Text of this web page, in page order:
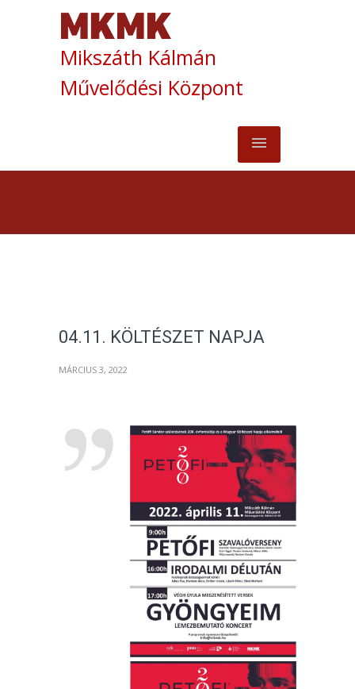
Mikszáth Kálmán
Művelődési Központ
04.11. KÖLTÉSZET NAPJA
MÁRCIUS 3, 2022